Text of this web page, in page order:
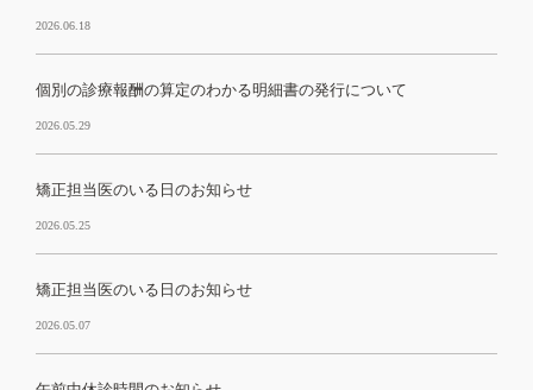
2026.06.18
個別の診療報酬の算定のわかる明細書の発行について
2026.05.29
矯正担当医のいる日のお知らせ
2026.05.25
矯正担当医のいる日のお知らせ
2026.05.07